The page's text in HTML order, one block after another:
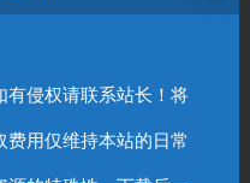
有侵权请联系站长！将
费用仅维持本站的日常